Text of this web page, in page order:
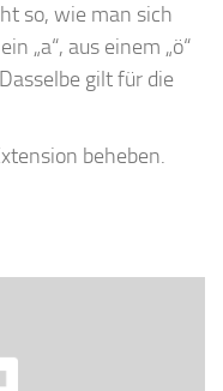
so, wie man sich
„a“, aus einem „ö“
Dasselbe gilt für die
beheben.